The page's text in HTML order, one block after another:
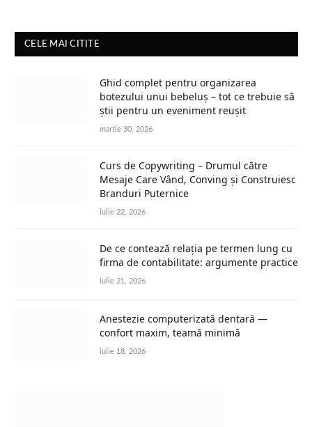
CELE MAI CITITE
Ghid complet pentru organizarea
botezului unui bebeluș – tot ce trebuie să
știi pentru un eveniment reușit
martie 30, 2026
Curs de Copywriting – Drumul către
Mesaje Care Vând, Conving și Construiesc
Branduri Puternice
iulie 22, 2026
De ce contează relația pe termen lung cu
firma de contabilitate: argumente practice
iulie 21, 2026
Anestezie computerizată dentară —
confort maxim, teamă minimă
iulie 18, 2026